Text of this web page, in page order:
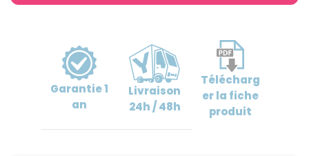
Garantie1
an
Livraison
24h / 48h
Télécharg
erla fiche
produit